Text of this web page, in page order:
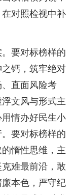
对照检视中补
要对标榜样的
钙，筑牢绝对
直面风险考
文风与形式主
情办好民生小
要对标榜样的
惰性思维，主
难最前沿，敢
本色，严守纪